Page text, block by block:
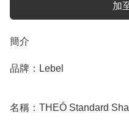
加
簡介
品牌：Lebel
名稱：THEÓ Standard